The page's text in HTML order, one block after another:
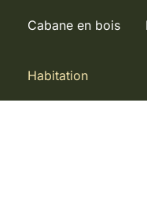
Cabane en bois
Habitation